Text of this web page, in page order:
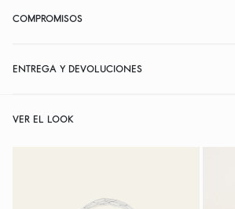
COMPROMISOS
ENTREGA Y DEVOLUCIONES
VER EL LOOK